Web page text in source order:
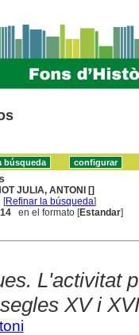
JULIA, ANTONI []
[Refinar la búsqueda]
en el formato [Estandar]
L'activitat
XV i XVI